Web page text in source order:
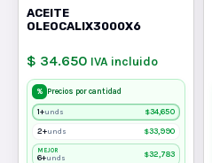
ACEITE
OLEOCALIX3000X6
$ 34.650 IVA incluido
% Precios por cantidad
1+unds $34,650
2+unds $33,990
MEJOR
6+unds $32,783